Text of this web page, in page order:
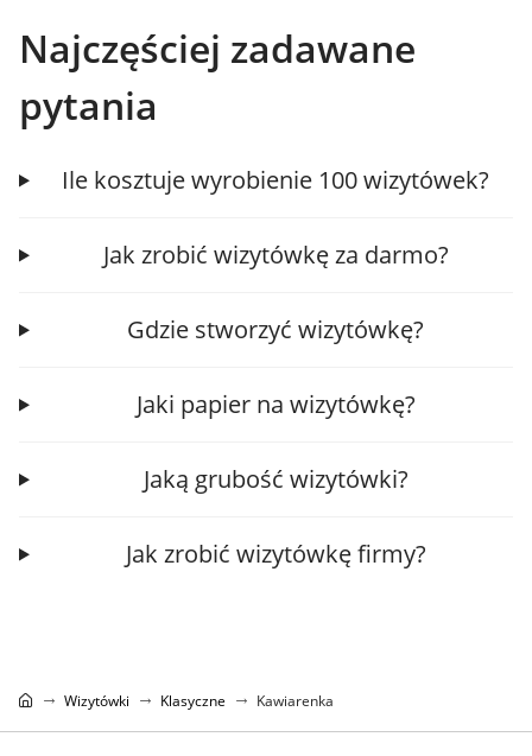
Najczęściej zadawane
pytania
Ile kosztuje wyrobienie 100 wizytówek?
Jak zrobić wizytówkę za darmo?
Gdzie stworzyć wizytówkę?
Jaki papier na wizytówkę?
Jaką grubość wizytówki?
Jak zrobić wizytówkę firmy?
Wizytówki Klasyczne Kawiarenka